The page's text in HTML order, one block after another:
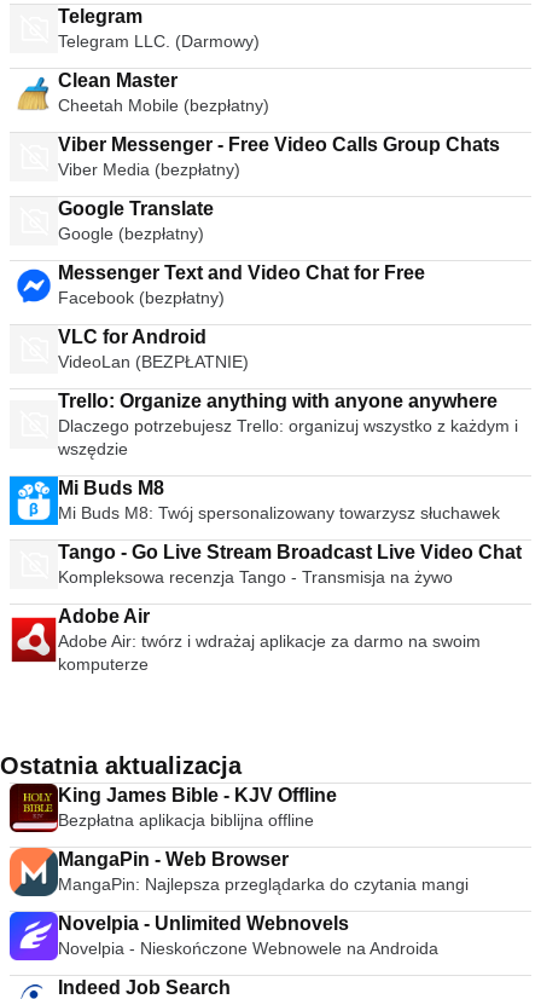
Telegram
Telegram LLC. (Darmowy)
Clean Master
Cheetah Mobile (bezpłatny)
Viber Messenger - Free Video Calls Group Chats
Viber Media (bezpłatny)
Google Translate
Google (bezpłatny)
Messenger Text and Video Chat for Free
Facebook (bezpłatny)
VLC for Android
VideoLan (BEZPŁATNIE)
Trello: Organize anything with anyone anywhere
Dlaczego potrzebujesz Trello: organizuj wszystko z każdym i
wszędzie
Mi Buds M8
Mi Buds M8: Twój spersonalizowany towarzysz słuchawek
Tango - Go Live Stream Broadcast Live Video Chat
Kompleksowa recenzja Tango - Transmisja na żywo
Adobe Air
Adobe Air: twórz i wdrażaj aplikacje za darmo na swoim
komputerze
Ostatnia aktualizacja
King James Bible - KJV Offline
Bezpłatna aplikacja biblijna offline
MangaPin - Web Browser
MangaPin: Najlepsza przeglądarka do czytania mangi
Novelpia - Unlimited Webnovels
Novelpia - Nieskończone Webnowele na Androida
Indeed Job Search